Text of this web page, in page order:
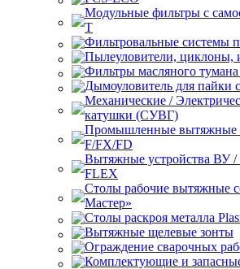
Модульные
с
T
Фильтровальные системы
Пылеуловители, циклоны,
Фильтры масляного
Дымоуловитель для пайки
Механические /
катушки (СУВГ)
Промышленные вытяжные
F/FX/FD
Вытяжные устройства ВУ
FLEX
Столы рабочие вытяжные
Мастер»
Столы раскроя металла
Вытяжные щелевые зонты
Ограждение сварочных
Комплектующие и